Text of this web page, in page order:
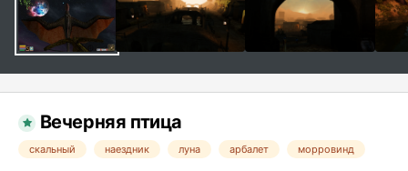
Вечерняя птица
скальный наездник луна арбалет морровинд